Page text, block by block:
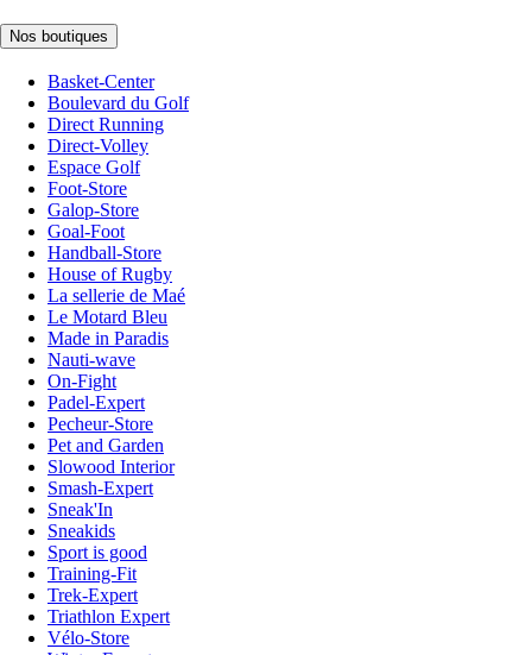
Nos boutiques
Basket-Center
Boulevard du Golf
Direct Running
Direct-Volley
Espace Golf
Foot-Store
Galop-Store
Goal-Foot
Handball-Store
House of Rugby
La sellerie de Maé
Le Motard Bleu
Made in Paradis
Nauti-wave
On-Fight
Padel-Expert
Pecheur-Store
Pet and Garden
Slowood Interior
Smash-Expert
Sneak'In
Sneakids
Sport is good
Training-Fit
Trek-Expert
Triathlon Expert
Vélo-Store